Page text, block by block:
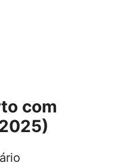
com